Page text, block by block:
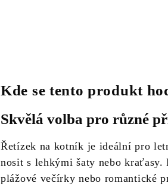
Kde se tento produkt
Skvělá volba pro různé
Řetízek na kotník je ideální pro
nosit s lehkými šaty nebo kraťasy.
plážové večírky nebo romantické